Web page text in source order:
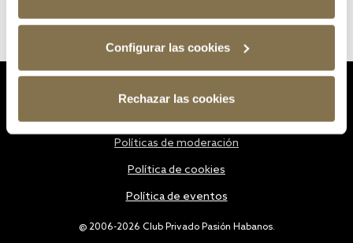
Configurar las cookies
Rechazar las cookies
@ 2006-2026 Club Privado Pasión Habanos.
Políticas de moderación
Política de cookies
Política de eventos